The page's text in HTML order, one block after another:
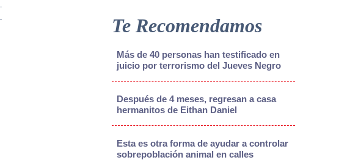
Te Recomendamos
Más de 40 personas han testificado en
juicio por terrorismo del Jueves Negro
Después de 4 meses, regresan a casa
hermanitos de Eithan Daniel
Esta es otra forma de ayudar a controlar
sobrepoblación animal en calles